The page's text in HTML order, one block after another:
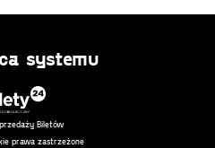
dzieciństwo. Każdy z nas miał
po której bańka beztroski
systemu
Biletów
prawa zastrzeżone